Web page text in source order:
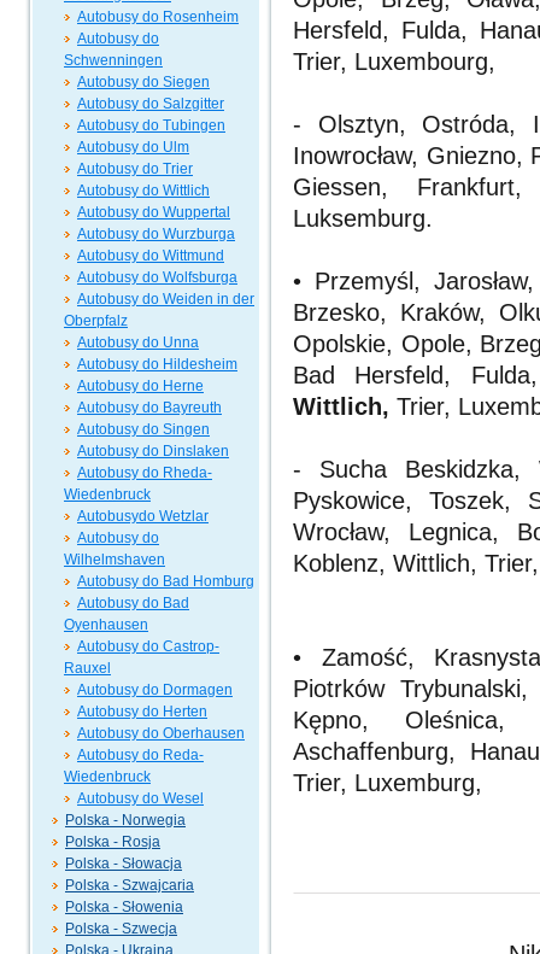
Autobusy do Rosenheim
Autobusy do
Schwenningen
Autobusy do Siegen
Autobusy do Salzgitter
Autobusy do Tubingen
Autobusy do Ulm
Autobusy do Trier
Autobusy do Wittlich
Autobusy do Wuppertal
Autobusy do Wurzburga
Autobusy do Wittmund
Autobusy do Wolfsburga
Autobusy do Weiden in der
Oberpfalz
Autobusy do Unna
Autobusy do Hildesheim
Autobusy do Herne
Autobusy do Bayreuth
Autobusy do Singen
Autobusy do Dinslaken
Autobusy do Rheda-
Wiedenbruck
Autobusydo Wetzlar
Autobusy do
Wilhelmshaven
Autobusy do Bad Homburg
Autobusy do Bad
Oyenhausen
Autobusy do Castrop-
Rauxel
Autobusy do Dormagen
Autobusy do Herten
Autobusy do Oberhausen
Autobusy do Reda-
Wiedenbruck
Autobusy do Wesel
Polska - Norwegia
Polska - Rosja
Polska - Słowacja
Polska - Szwajcaria
Polska - Słowenia
Polska - Szwecja
Polska - Ukraina
Hersfeld, Fulda,
Trier, Luxembourg,
- Olsztyn, Ostróda,
Inowrocław, Gniezno,
Giessen,
Luksemburg.
• Przemyśl,
Brzesko, Kraków,
Opolskie, Opole,
Bad Hersfeld,
Wittlich, Trier,
- Sucha Beskidzka,
Pyskowice, Toszek,
Wrocław, Legnica,
Koblenz, Wittlich,
• Zamość,
Piotrków
Kępno, Oleśnica,
Aschaffenburg,
Trier, Luxemburg,